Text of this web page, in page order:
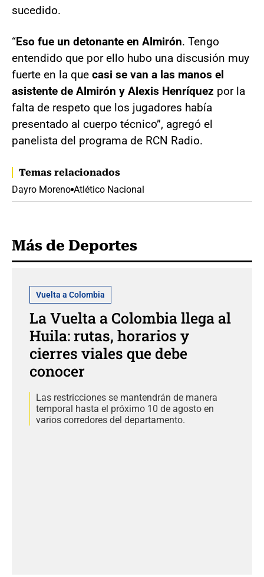
sucedido.
“Eso fue un detonante en Almirón. Tengo
entendido que por ello hubo una discusión muy
fuerte en la que casi se van a las manos el
asistente de Almirón y Alexis Henríquez por la
falta de respeto que los jugadores había
presentado al cuerpo técnico”, agregó el
panelista del programa de RCN Radio.
Temas relacionados
Dayro Moreno Atlético Nacional
Más de Deportes
Vuelta a Colombia
La Vuelta a Colombia llega al
Huila: rutas, horarios y
cierres viales que debe
conocer
Las restricciones se mantendrán de manera
temporal hasta el próximo 10 de agosto en
varios corredores del departamento.